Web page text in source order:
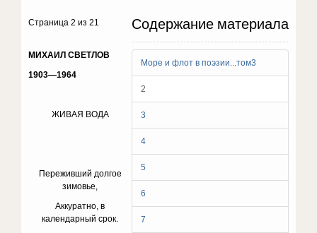
Содержание материала
Море и флот в поэзии...том3
2
3
4
5
6
7
Страница 2 из 21
МИХАИЛ СВЕТЛОВ
1903—1964
ЖИВАЯ ВОДА
Переживший долгое
зимовье,
Аккуратно, в
календарный срок.